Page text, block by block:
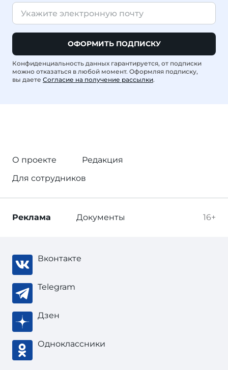
ОФОРМИТЬ ПОДПИСКУ
Конфиденциальность данных гарантируется, от подписки
можно отказаться в любой момент. Оформляя подписку,
вы даете Согласие на получение рассылки.
О проекте
Редакция
Для сотрудников
16+
Реклама Документы
Вконтакте
Telegram
Дзен
Одноклассники